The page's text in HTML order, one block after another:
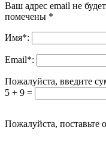
Ваш адрес email не
помечены *
Имя*:
Email*:
Пожалуйста, введите
5 + 9 =
Пожалуйста, поставьте